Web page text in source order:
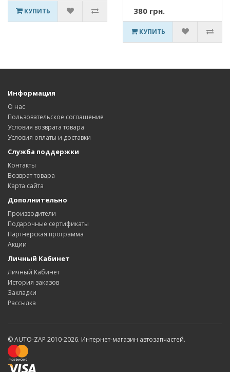
КУПИТЬ 380 грн.
КУПИТЬ
Информация
О нас
Пользовательское соглашение
Условия возврата товара
Условия оплаты и доставки
Служба поддержки
Контакты
Возврат товара
Карта сайта
Дополнительно
Производители
Подарочные сертификаты
Партнерская программа
Акции
Личный Кабинет
Личный Кабинет
История заказов
Закладки
Рассылка
© AUTO-ZAP 2010-2026. Интернет-магазин автозапчастей.